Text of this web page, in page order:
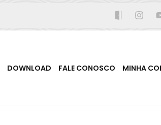
DOWNLOAD FALE CONOSCO MINHA